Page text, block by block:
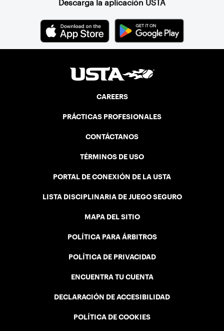
Descarga la aplicación USTA
CAREERS
PRÁCTICAS PROFESIONALES
CONTÁCTANOS
TÉRMINOS DE USO
PORTAL DE CONEXIÓN DE LA USTA
LISTA DISCIPLINARIA DE JUEGO SEGURO
MAPA DEL SITIO
POLÍTICA PARA ÁRBITROS
POLÍTICA DE PRIVACIDAD
ENCUENTRA TU CUENTA
DECLARACIÓN DE ACCESIBILIDAD
POLÍTICA DE COOKIES